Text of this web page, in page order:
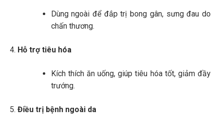
Dùng ngoài để đắp trị bong gân, sưng đau do
chấn thương.
Hỗ trợ tiêu hóa
Kích thích ăn uống, giúp tiêu hóa tốt, giảm đầy
trướng.
Điều trị bệnh ngoài da